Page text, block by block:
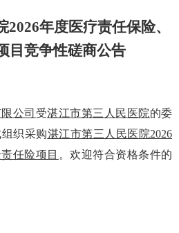
2026年度医疗责任保险、
目竞争性磋商公告
公司 受湛江市第三人民医院的委
织采购湛江市第三人民医院2026
任险项目 。欢迎符合资格条件的